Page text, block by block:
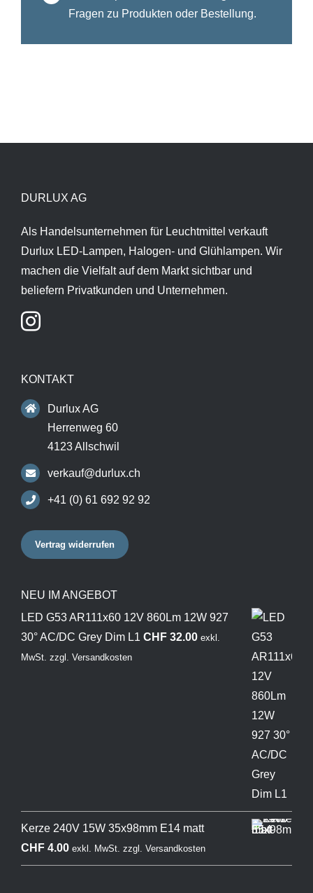
Fragen zu Produkten oder Bestellung.
DURLUX AG
Als Handelsunternehmen für Leuchtmittel verkauft
Durlux LED-Lampen, Halogen- und Glühlampen. Wir
machen die Vielfalt auf dem Markt sichtbar und
beliefern Privatkunden und Unternehmen.
KONTAKT
Durlux AG
Herrenweg 60
4123 Allschwil
verkauf@durlux.ch
+41 (0) 61 692 92 92
Vertrag widerrufen
NEU IM ANGEBOT
LED G53 AR111x60 12V 860Lm 12W 927
30° AC/DC Grey Dim L1 CHF32.00 exkl.
MwSt. zzgl. Versandkosten
Kerze 240V 15W 35x98mm E14 matt
CHF4.00 exkl. MwSt. zzgl. Versandkosten